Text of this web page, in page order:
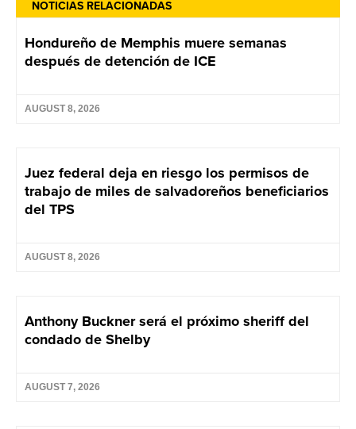
NOTICIAS RELACIONADAS
Hondureño de Memphis muere semanas
después de detención de ICE
AUGUST 8, 2026
Juez federal deja en riesgo los permisos de
trabajo de miles de salvadoreños beneficiarios
del TPS
AUGUST 8, 2026
Anthony Buckner será el próximo sheriff del
condado de Shelby
AUGUST 7, 2026